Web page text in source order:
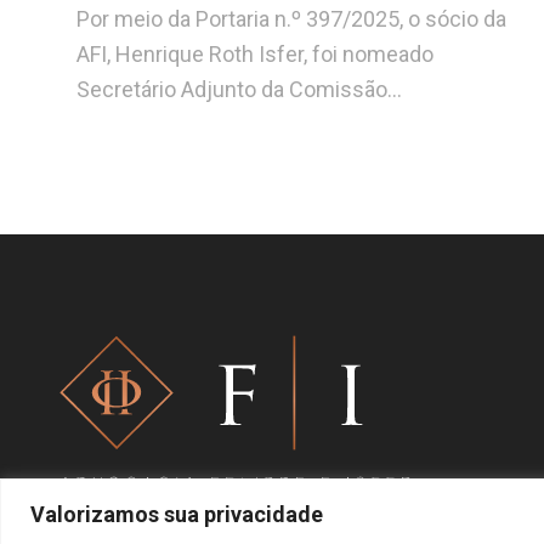
Valorizamos sua privacidade
Por meio da Portaria n.º 397/2025, o sócio da
AFI, Henrique Roth Isfer, foi nomeado
Secretário Adjunto da Comissão…